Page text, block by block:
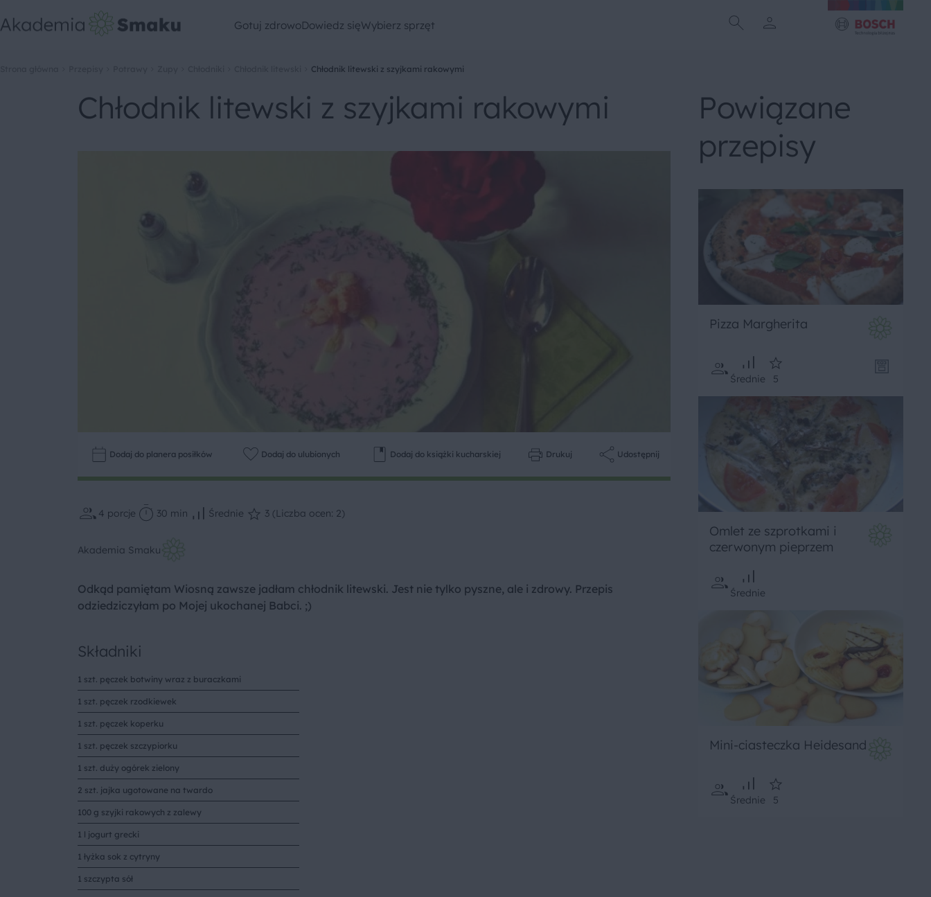
Gotuj zdrowoDowiedz sięWybierz sprzęt
Chłodnik litewski z szyjkami rakowymi
Chłodnik litewski z szyjkami rakowymi
Dodaj do planera posiłków Dodaj do ulubionych Dodaj do książki kucharskiej Drukuj Udostępnij
4 porcje 30 min Średnie 3 (Liczba ocen: 2)
Akademia Smaku
Odkąd pamiętam Wiosną zawsze jadłam chłodnik litewski. Jest nie tylko pyszne, ale i zdrowy. Przepis
odziedziczyłam po Mojej ukochanej Babci. ;)
Składniki
1 szt. pęczek botwiny wraz z buraczkami
1 szt. pęczek rzodkiewek
1 szt. pęczek koperku
1 szt. pęczek szczypiorku
1 szt. duży ogórek zielony
2 szt. jajka ugotowane na twardo
100 g szyjki rakowych z zalewy
1 l jogurt grecki
1 łyżka sok z cytryny
1 szczypta sół
Powiązane
przepisy
Pizza Margherita
Średnie 5
Omlet ze szprotkami i
czerwonym pieprzem
Średnie
Mini-ciasteczka Heidesand
Średnie 5